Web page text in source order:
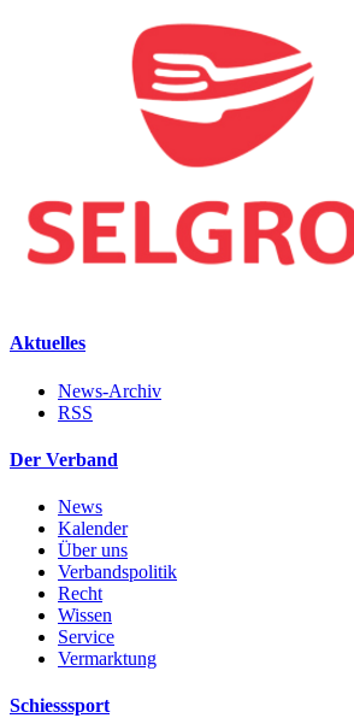
Aktuelles
News-Archiv
RSS
Der Verband
News
Kalender
Über uns
Verbandspolitik
Recht
Wissen
Service
Vermarktung
Schiesssport